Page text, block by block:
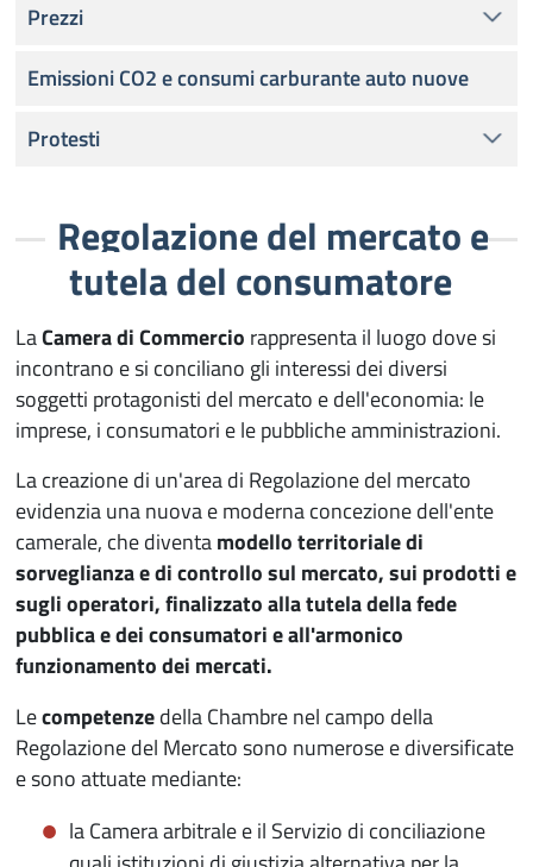
Regolazione del mercato e
tutela del consumatore
LaCamera di Commercio rappresenta il luogo dove si
incontrano e si conciliano gli interessi dei diversi
soggetti protagonisti del mercato e dell'economia: le
imprese, i consumatori e le pubbliche amministrazioni.
La creazione di un'area di Regolazione del mercato
evidenzia una nuova e moderna concezione dell'ente
camerale, che diventamodello territoriale di
sorveglianza e di controllo sul mercato, sui prodotti e
sugli operatori, finalizzato alla tutela della fede
pubblica e dei consumatori e all'armonico
funzionamento dei mercati.
Lecompetenzedella Chambre nel campo della
Regolazione del Mercato sono numerose e diversificate
e sono attuate mediante:
la Camera arbitrale e il Servizio di conciliazione
Prezzi
Emissioni CO2 e consumi carburante auto nuove
Protesti